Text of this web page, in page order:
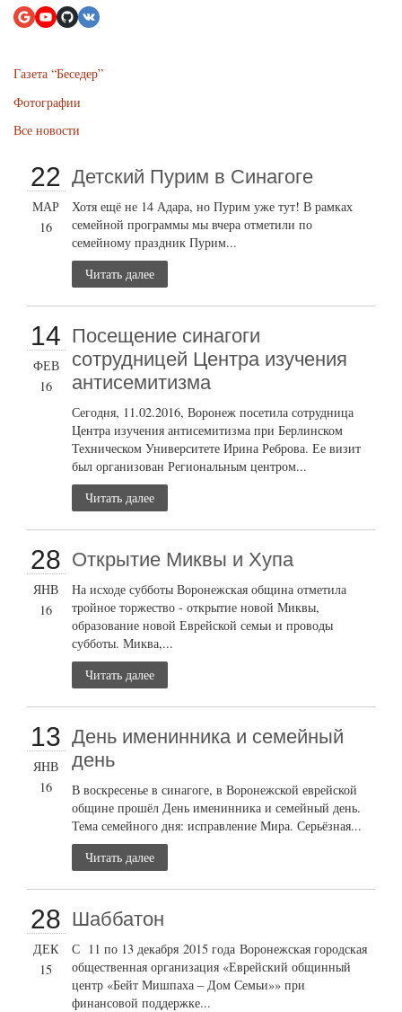
Газета “Беседер”
Фотографии
Все новости
22
МАР
16
Детский Пурим в Синагоге
Хотя ещё не 14 Адара, но Пурим уже тут! В рамках
семейной программы мы вчера отметили по
семейному праздник Пурим...
Читать далее
14
ФЕВ
16
Посещение синагоги
сотрудницей Центра изучения
антисемитизма
Сегодня, 11.02.2016, Воронеж посетила сотрудница
Центра изучения антисемитизма при Берлинском
Техническом Университете Ирина Реброва. Ее визит
был организован Региональным центром...
Читать далее
28
ЯНВ
16
Открытие Миквы и Хупа
На исходе субботы Воронежская община отметила
тройное торжество - открытие новой Миквы,
образование новой Еврейской семьи и проводы
субботы. Миква,...
Читать далее
13
ЯНВ
16
День именинника и семейный
день
В воскресенье в синагоге, в Воронежской еврейской
общине прошёл День именинника и семейный день.
Тема семейного дня: исправление Мира. Серьёзная...
Читать далее
28
ДЕК
15
Шаббатон
С 11 по 13 декабря 2015 года Воронежская городская
общественная организация «Еврейский общинный
центр «Бейт Мишпаха – Дом Семьи»» при
финансовой поддержке...